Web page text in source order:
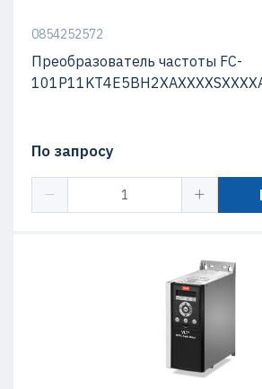
0854252572
Преобразователь частоты FC-
По запросу